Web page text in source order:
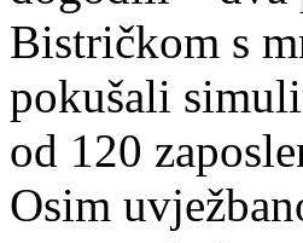
Bistričkom s
pokušali
od 120
Osim